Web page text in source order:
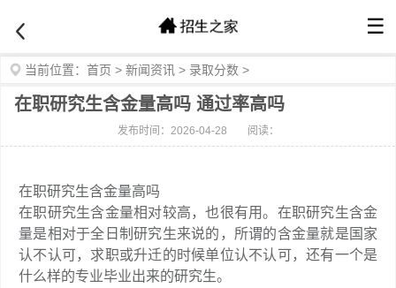
☰
当前位置： 首页 > 新闻资讯 > 录取分数 >
在职研究生含金量高吗 通过率高吗
发布时间：2026-04-28 阅读：
在职研究生含金量高吗
在职研究生含金量相对较高，也很有用。在职研究生含金
量是相对于全日制研究生来说的，所谓的含金量就是国家
认不认可，求职或升迁的时候单位认不认可，还有一个是
什么样的专业毕业出来的研究生。